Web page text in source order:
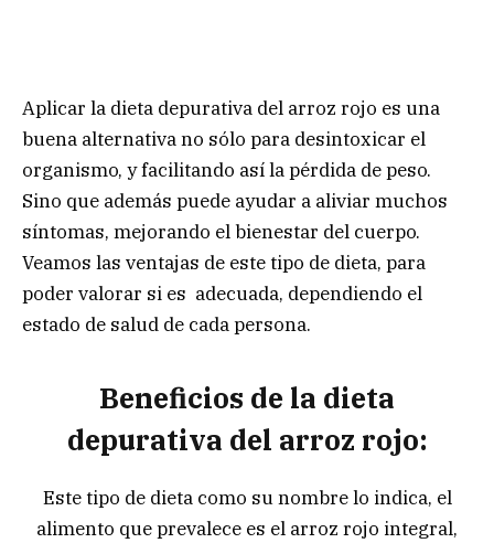
Aplicar la dieta depurativa del arroz rojo es una
buena alternativa no sólo para desintoxicar el
organismo, y facilitando así la pérdida de peso.
Sino que además puede ayudar a aliviar muchos
síntomas, mejorando el bienestar del cuerpo.
Veamos las ventajas de este tipo de dieta, para
poder valorar si es adecuada, dependiendo el
estado de salud de cada persona.
Beneficios de la dieta
depurativa del arroz rojo:
Este tipo de dieta como su nombre lo indica, el
alimento que prevalece es el arroz rojo integral,